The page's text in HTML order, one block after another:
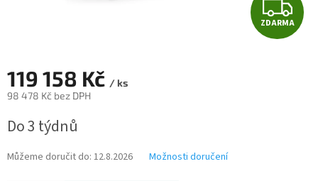
Z
D
ZDARMA
119 158 Kč / ks
98 478 Kč bez DPH
cena:
Do 3 týdnů
Můžeme doručit do: 12.8.2026 Možnosti doručení